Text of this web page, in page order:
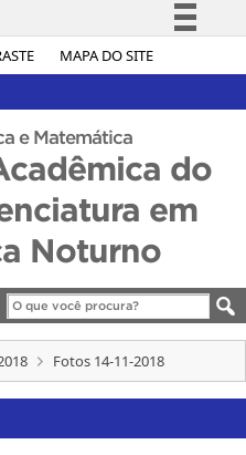
MAPA DO SITE
Simplifique!
Acesso à informação
Legislação
Canais
e Matemática
do
em
Noturno
Fotos 14-11-2018